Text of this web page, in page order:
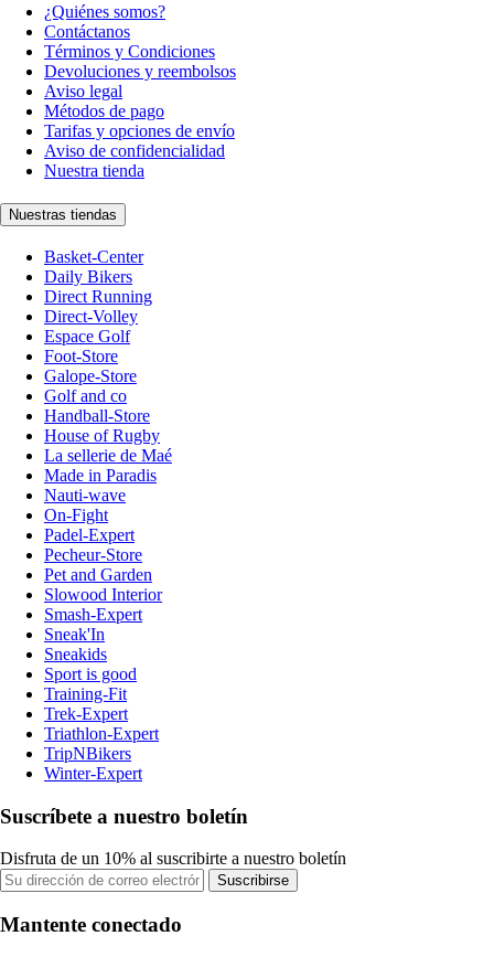
¿Quiénes somos?
Contáctanos
Términos y Condiciones
Devoluciones y reembolsos
Aviso legal
Métodos de pago
Tarifas y opciones de envío
Aviso de confidencialidad
Nuestra tienda
Nuestras tiendas
Basket-Center
Daily Bikers
Direct Running
Direct-Volley
Espace Golf
Foot-Store
Galope-Store
Golf and co
Handball-Store
House of Rugby
La sellerie de Maé
Made in Paradis
Nauti-wave
On-Fight
Padel-Expert
Pecheur-Store
Pet and Garden
Slowood Interior
Smash-Expert
Sneak'In
Sneakids
Sport is good
Training-Fit
Trek-Expert
Triathlon-Expert
TripNBikers
Winter-Expert
Suscríbete a nuestro boletín
Disfruta de un 10% al suscribirte a nuestro boletín
Suscribirse
Mantente conectado